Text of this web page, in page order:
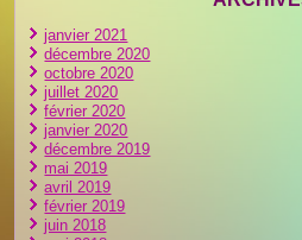
janvier 2021
décembre 2020
octobre 2020
juillet 2020
février 2020
janvier 2020
décembre 2019
mai 2019
avril 2019
février 2019
juin 2018